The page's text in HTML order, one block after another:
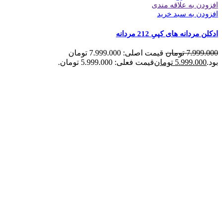
افزودن به علاقه مندی
افزودن به سبد خرید
ادکلن مردانه های کپیِ 212 مردانه
7.999.000 تومان
قیمت اصلی: 7.999.000 تومان
بود.5.999.000 تومانقیمت فعلی: 5.999.000 تومان.